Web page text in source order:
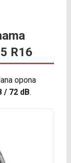
R16
opona
/ 72 dB.